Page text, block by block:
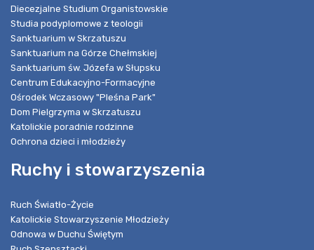
Diecezjalne Studium Organistowskie
Studia podyplomowe z teologii
Sanktuarium w Skrzatuszu
Sanktuarium na Górze Chełmskiej
Sanktuarium św. Józefa w Słupsku
Centrum Edukacyjno-Formacyjne
Ośrodek Wczasowy "Pleśna Park"
Dom Pielgrzyma w Skrzatuszu
Katolickie poradnie rodzinne
Ochrona dzieci i młodzieży
Ruchy i stowarzyszenia
Ruch Światło-Życie
Katolickie Stowarzyszenie Młodzieży
Odnowa w Duchu Świętym